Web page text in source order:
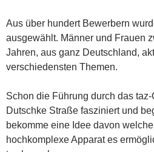
Aus über hundert Bewerbern
ausgewählt. Männer und Frauen
Jahren, aus ganz Deutschland,
verschiedensten Themen.
Schon die Führung durch das
Dutschke Straße fasziniert und
bekomme eine Idee davon
hochkomplexe Apparat es